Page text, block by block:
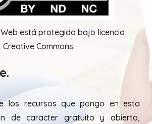
está protegida bajo licencia
Creative Commons.
los recursos que pongo en esta
de caracter gratuito y abierto,